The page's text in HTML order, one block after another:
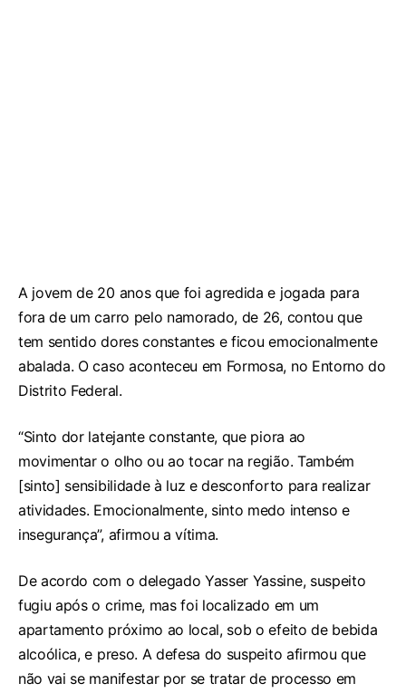
A jovem de 20 anos que foi agredida e jogada para
fora de um carro pelo namorado, de 26, contou que
tem sentido dores constantes e ficou emocionalmente
abalada. O caso aconteceu em Formosa, no Entorno do
Distrito Federal.
“Sinto dor latejante constante, que piora ao
movimentar o olho ou ao tocar na região. Também
[sinto] sensibilidade à luz e desconforto para realizar
atividades. Emocionalmente, sinto medo intenso e
insegurança”, afirmou a vítima.
De acordo com o delegado Yasser Yassine, suspeito
fugiu após o crime, mas foi localizado em um
apartamento próximo ao local, sob o efeito de bebida
alcoólica, e preso. A defesa do suspeito afirmou que
não vai se manifestar por se tratar de processo em